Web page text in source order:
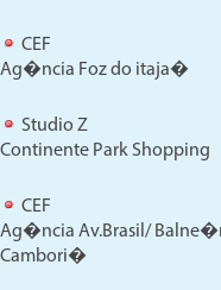
CEF
Ag�ncia Foz do itaja�
Studio Z
Continente Park Shopping
CEF
Ag�ncia Av.Brasil/
Cambori�